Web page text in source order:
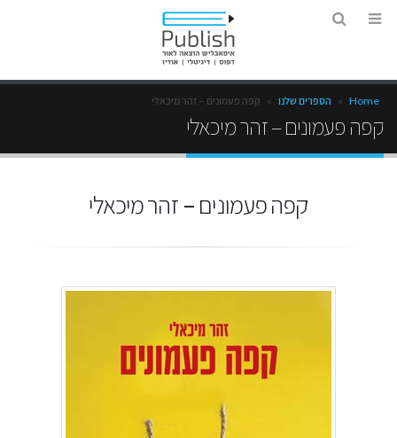
Home
» הספרים שלנו » קפה פעמונים – זהר מיכאלי
קפה פעמונים – זהר מיכאלי
קפה פעמונים – זהר מיכאלי